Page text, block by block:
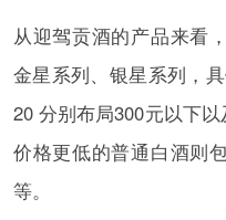
从迎驾贡酒的产品来看
金星系列、银星系列，
20 分别布局300元以下
价格更低的普通白酒则
等。